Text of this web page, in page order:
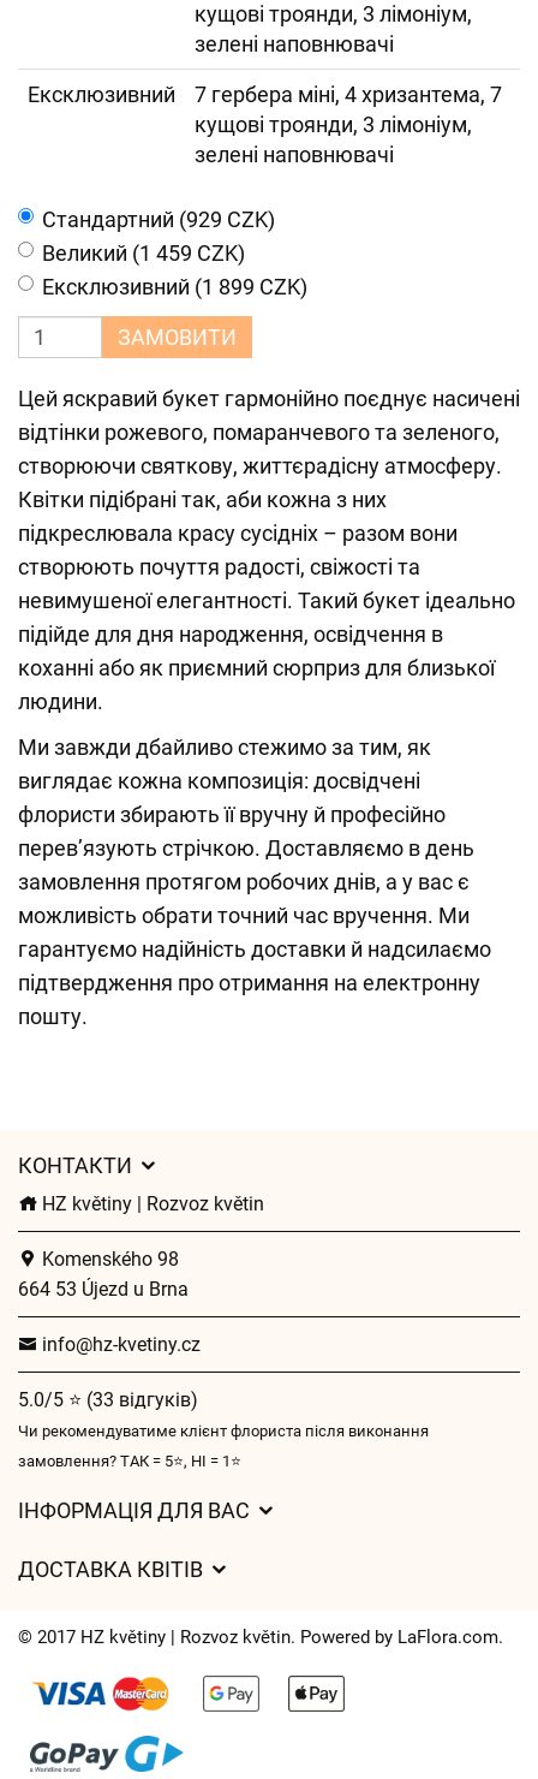
кущові троянди, 3 лімоніум,
зелені наповнювачі
Ексклюзивний
7 гербера міні, 4 хризантема, 7
кущові троянди, 3 лімоніум,
зелені наповнювачі
Cтандартний (929 CZK)
Великий (1 459 CZK)
Ексклюзивний (1 899 CZK)
ЗАМОВИТИ
Цей яскравий букет гармонійно поєднує насичені
відтінки рожевого, помаранчевого та зеленого,
створюючи святкову, життєрадісну атмосферу.
Квітки підібрані так, аби кожна з них
підкреслювала красу сусідніх – разом вони
створюють почуття радості, свіжості та
невимушеної елегантності. Такий букет ідеально
підійде для дня народження, освідчення в
коханні або як приємний сюрприз для близької
людини.
Ми завжди дбайливо стежимо за тим, як
виглядає кожна композиція: досвідчені
флористи збирають її вручну й професійно
перев’язують стрічкою. Доставляємо в день
замовлення протягом робочих днів, а у вас є
можливість обрати точний час вручення. Ми
гарантуємо надійність доставки й надсилаємо
підтвердження про отримання на електронну
пошту.
КОНТАКТИ
HZ květiny | Rozvoz květin
Komenského 98
664 53 Újezd u Brna
info@hz-kvetiny.cz
5.0/5 ⭐ (33 відгуків)
Чи рекомендуватиме клієнт флориста після виконання
замовлення? ТАК = 5⭐, НІ = 1⭐
ІНФОРМАЦІЯ ДЛЯ ВАС
Захист персональних даних
Час доставки квітів – огляд можливостей
ДОСТАВКА КВІТІВ
Куди ми доставляємо квіти
Файли cookie
© 2017 HZ květiny | Rozvoz květin. Powered by LaFlora.com.